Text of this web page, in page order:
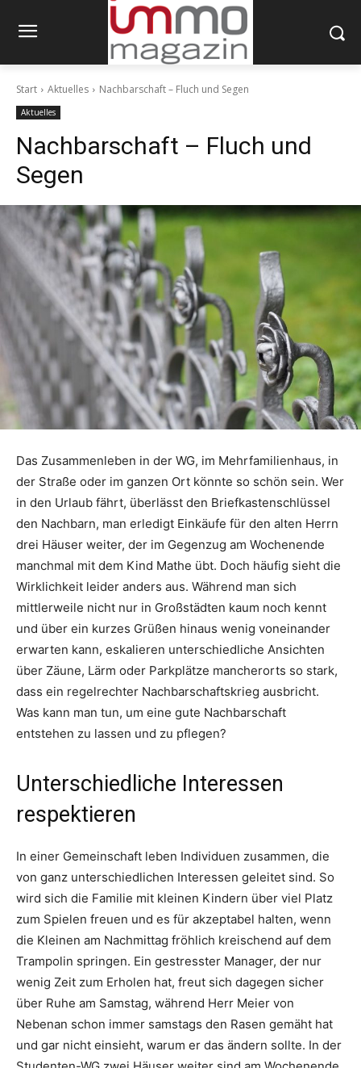
Start Aktuelles Nachbarschaft – Fluch und Segen
Aktuelles
Nachbarschaft – Fluch und
Segen
Das Zusammenleben in der WG, im Mehrfamilienhaus, in
der Straße oder im ganzen Ort könnte so schön sein. Wer
in den Urlaub fährt, überlässt den Briefkastenschlüssel
den Nachbarn, man erledigt Einkäufe für den alten Herrn
drei Häuser weiter, der im Gegenzug am Wochenende
manchmal mit dem Kind Mathe übt. Doch häufig sieht die
Wirklichkeit leider anders aus. Während man sich
mittlerweile nicht nur in Großstädten kaum noch kennt
und über ein kurzes Grüßen hinaus wenig voneinander
erwarten kann, eskalieren unterschiedliche Ansichten
über Zäune, Lärm oder Parkplätze mancherorts so stark,
dass ein regelrechter Nachbarschaftskrieg ausbricht.
Was kann man tun, um eine gute Nachbarschaft
entstehen zu lassen und zu pflegen?
Unterschiedliche Interessen
respektieren
In einer Gemeinschaft leben Individuen zusammen, die
von ganz unterschiedlichen Interessen geleitet sind. So
wird sich die Familie mit kleinen Kindern über viel Platz
zum Spielen freuen und es für akzeptabel halten, wenn
die Kleinen am Nachmittag fröhlich kreischend auf dem
Trampolin springen. Ein gestresster Manager, der nur
wenig Zeit zum Erholen hat, freut sich dagegen sicher
über Ruhe am Samstag, während Herr Meier von
Nebenan schon immer samstags den Rasen gemäht hat
und gar nicht einsieht, warum er das ändern sollte. In der